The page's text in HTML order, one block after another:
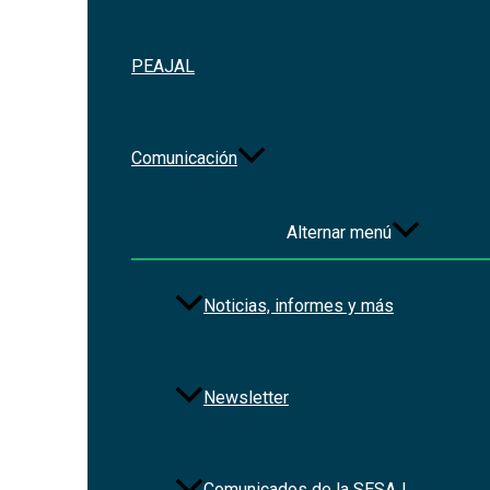
PEAJAL
Comunicación
Alternar menú
Noticias, informes y más
Newsletter